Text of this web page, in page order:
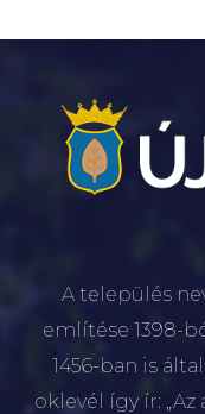
A település
említése 1398-
1456-ban is
oklevél így ír: